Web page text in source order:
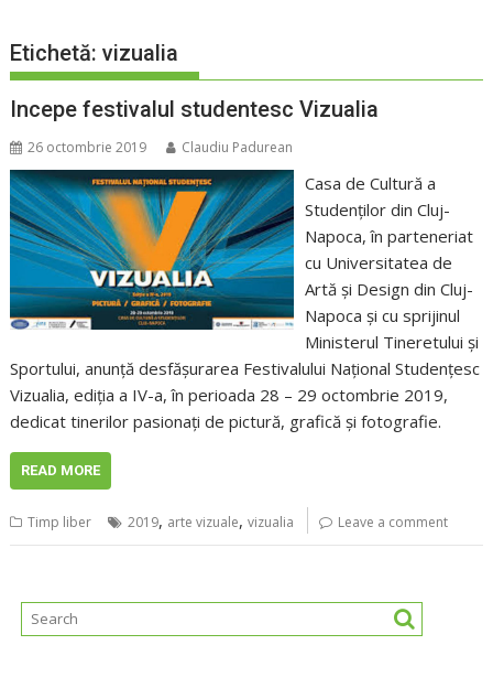
Etichetă:vizualia
Incepe festivalul studentesc Vizualia
26 octombrie 2019 Claudiu Padurean
Casa de Cultură a
Studenţilor din Cluj-
Napoca, în parteneriat
cu Universitatea de
Artă şi Design din Cluj-
Napoca şi cu sprijinul
Ministerul Tineretului şi
Sportului, anunţă desfăşurarea Festivalului Naţional Studenţesc
Vizualia, ediţia a IV-a, în perioada 28 – 29 octombrie 2019,
dedicat tinerilor pasionaţi de pictură, grafică şi fotografie.
READ MORE
Timp liber 2019, arte vizuale,vizualia Leave a comment